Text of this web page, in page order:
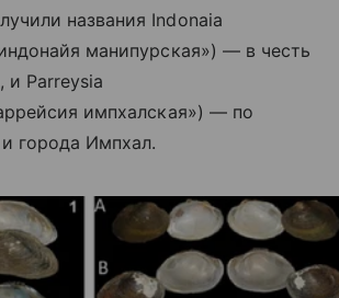
названия Indonaia
манипурская») — в честь
и Parreysia
импхалская») — по
города Импхал.